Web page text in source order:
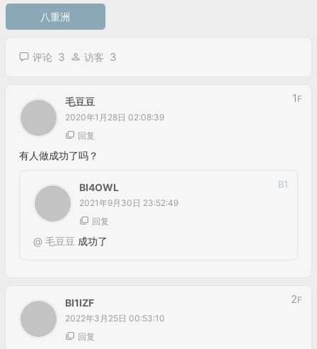
八重洲
评论 3 访客 3
毛豆豆
2020年1月28日 02:08:39
1 F
回复
有人做成功了吗？
BI4OWL
2021年9月30日 23:52:49
B1
回复
@ 毛豆豆 成功了
BI1IZF
2022年3月25日 00:53:10
2F
回复